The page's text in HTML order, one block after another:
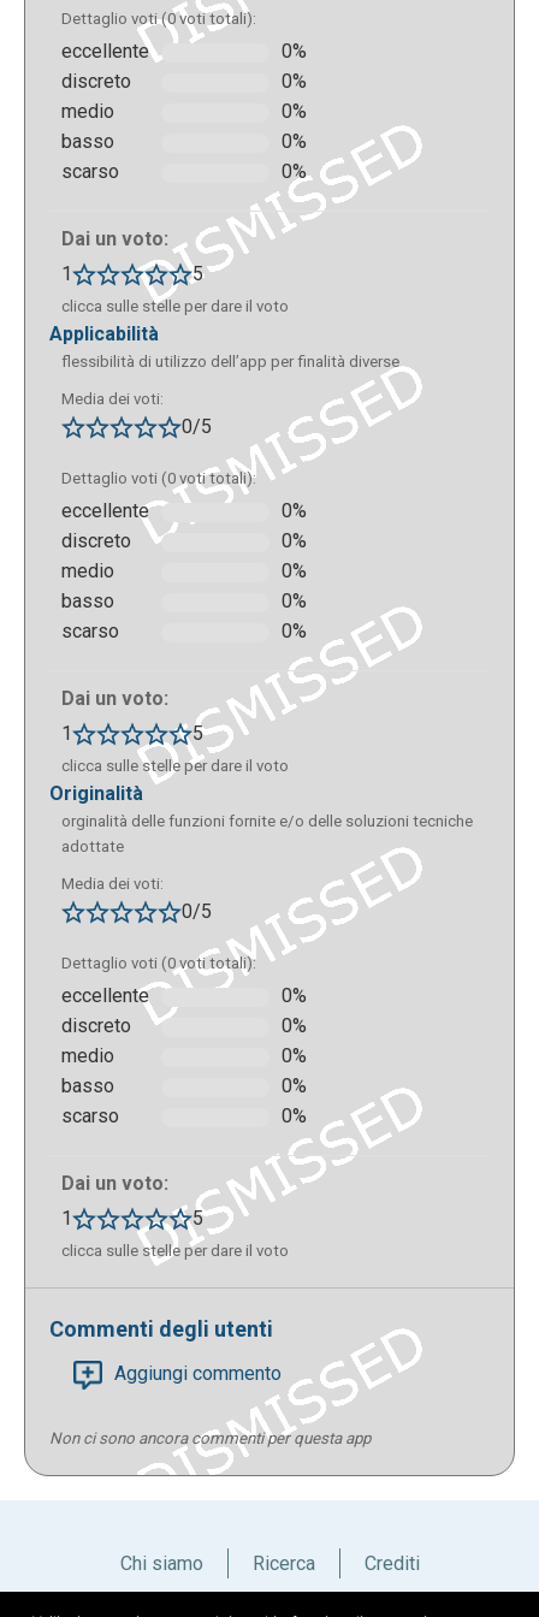
Si possono aggiungere diversi tipi di contenuto
come ad esempio immagini, video, audio, mappe,
tabelle… Per aggiungere i contenuti è sufficiente
cliccare sopra oppure trascinare il tipo di contenuto
personalizzare i contenuti.
Dettaglio voti (0 voti totali):
eccellente
0%
discreto
0%
medio
0%
basso
0%
scarso
0%
Dai un voto:
1
5
clicca sulle stelle per dare il voto
applicabilità
flessibilità di utilizzo dell’app per finalità diverse
Media dei voti:
0/5
Dettaglio voti (0 voti totali):
eccellente
0%
discreto
0%
medio
0%
basso
0%
scarso
0%
Dai un voto:
1
5
clicca sulle stelle per dare il voto
originalità
orginalità delle funzioni fornite e/o delle soluzioni tecniche
adottate
Media dei voti:
0/5
Dettaglio voti (0 voti totali):
eccellente
0%
discreto
0%
medio
0%
basso
0%
scarso
0%
Dai un voto:
1
5
clicca sulle stelle per dare il voto
Commenti degli utenti
Aggiungi commento
Non ci sono ancora commenti per questa app
Chi siamo Ricerca Crediti